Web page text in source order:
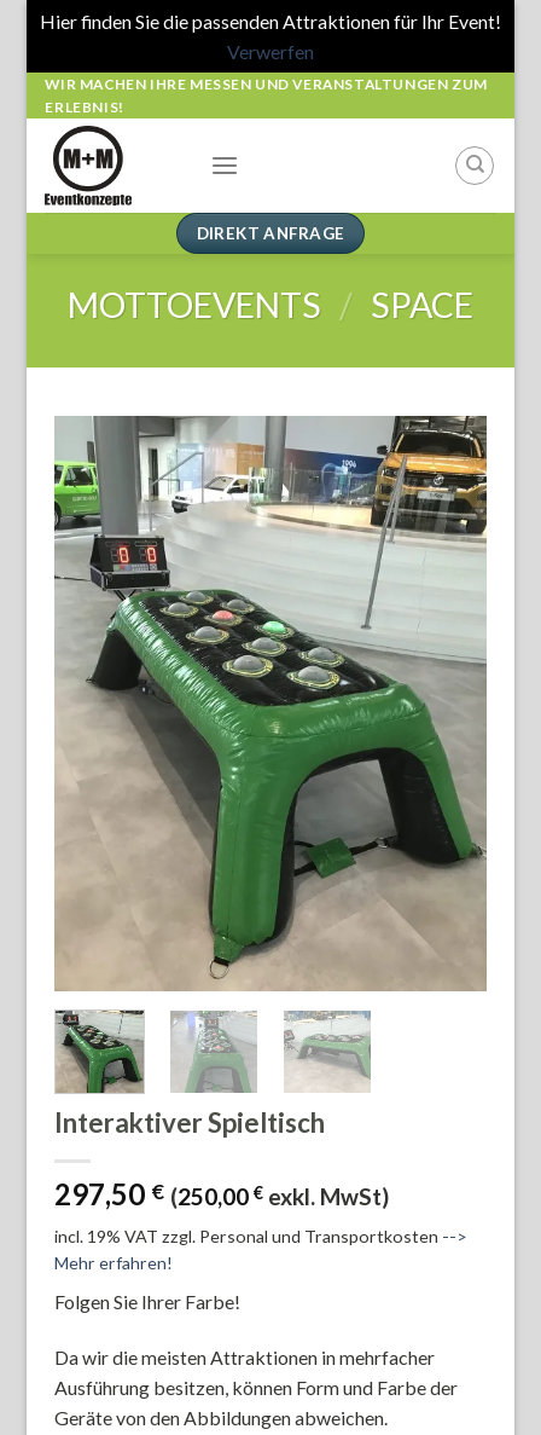
Hier finden Sie die passenden Attraktionen für Ihr Event!
Verwerfen
Skip
to
content
WIR MACHEN IHRE MESSEN UND VERANSTALTUNGEN ZUM
ERLEBNIS!
DIREKT ANFRAGE
MOTTOEVENTS / SPACE
Interaktiver Spieltisch
297,50 € (250,00€ exkl. MwSt)
incl. 19% VAT zzgl. Personal und Transportkosten -->
Mehr erfahren!
Folgen Sie Ihrer Farbe!
Da wir die meisten Attraktionen in mehrfacher
Ausführung besitzen, können Form und Farbe der
Geräte von den Abbildungen abweichen.